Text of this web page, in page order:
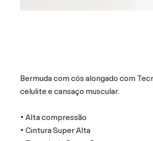
Bermuda com cós alongado com
celulite e cansaço muscular.
• Alta compressão
• Cintura Super Alta